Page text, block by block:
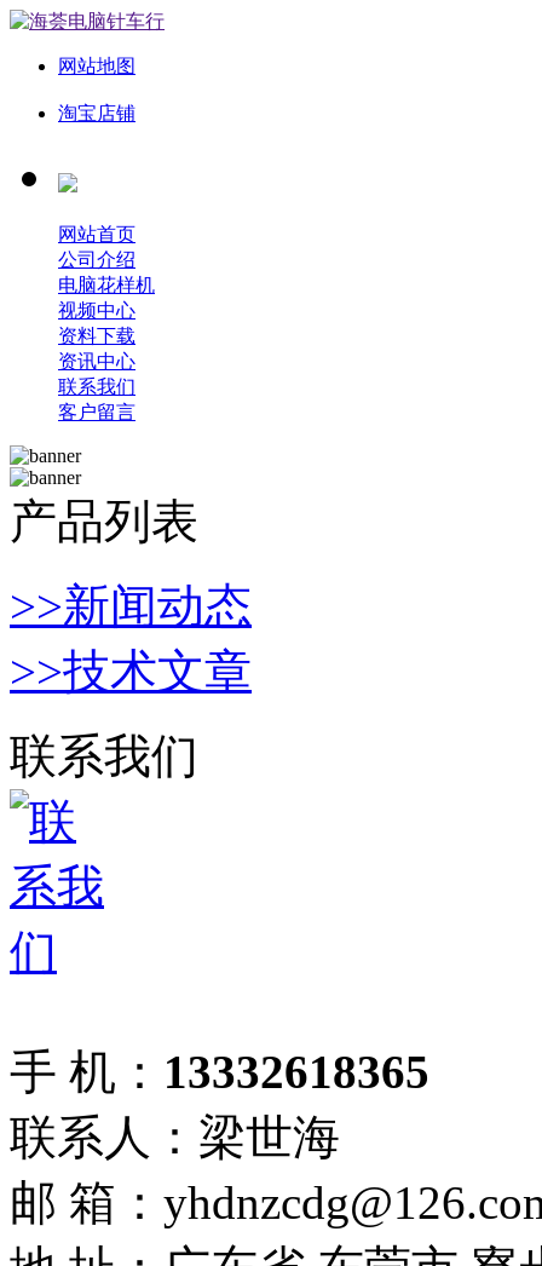
网站地图
淘宝店铺
网站首页
公司介绍
电脑花样机
视频中心
资料下载
资讯中心
联系我们
客户留言
产品列表
>>新闻动态
>>技术文章
联系我们
手 机： 13332618365
联系人：梁世海
邮 箱：